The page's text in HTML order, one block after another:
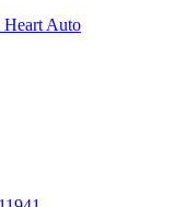
Heart Auto